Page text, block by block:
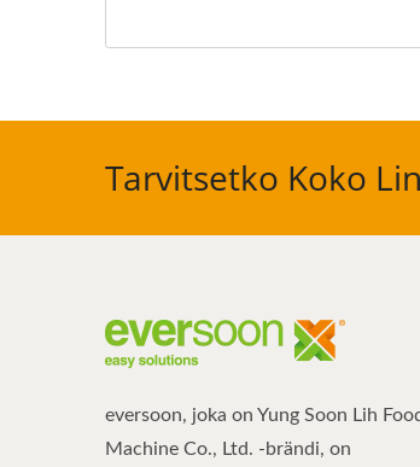
Tarvitsetko Koko
eversoon, joka on Yung Soon Lih
Machine Co., Ltd. -brändi, on